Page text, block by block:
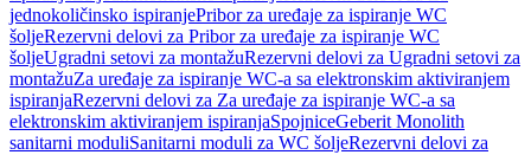
jednokoličinsko ispiranjePribor za uređaje za ispiranje WC
šoljeRezervni delovi za Pribor za uređaje za ispiranje WC
šoljeUgradni setovi za montažuRezervni delovi za Ugradni setovi za
montažuZa uređaje za ispiranje WC-a sa elektronskim aktiviranjem
ispiranjaRezervni delovi za Za uređaje za ispiranje WC-a sa
elektronskim aktiviranjem ispiranjaSpojniceGeberit Monolith
sanitarni moduliSanitarni moduli za WC šoljeRezervni delovi za